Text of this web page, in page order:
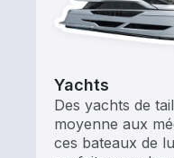
Yachts
Des yachts de
moyenne aux
ces bateaux de